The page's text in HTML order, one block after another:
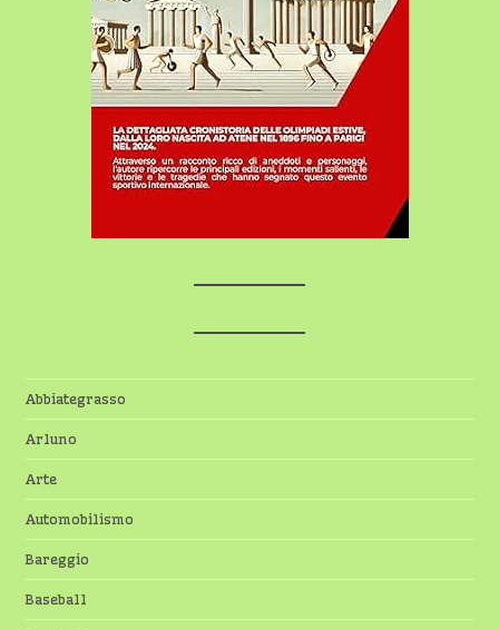
Abbiategrasso
Arluno
Arte
Automobilismo
Bareggio
Baseball